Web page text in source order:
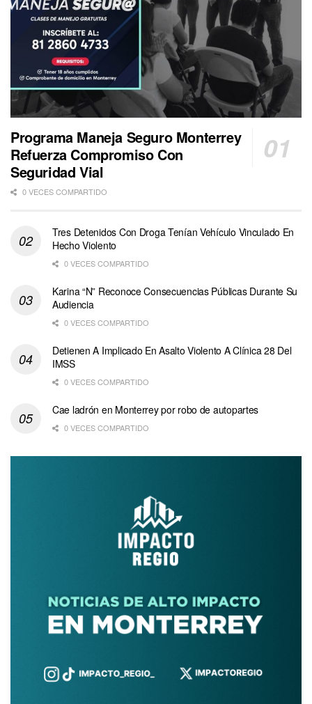
Programa Maneja Seguro Monterrey
Refuerza Compromiso Con
Seguridad Vial
0 VECES COMPARTIDO
Tres Detenidos Con Droga Tenían Vehículo Vinculado En
Hecho Violento
0 VECES COMPARTIDO
Karina “N” Reconoce Consecuencias Públicas Durante Su
Audiencia
0 VECES COMPARTIDO
Detienen A Implicado En Asalto Violento A Clínica 28 Del
IMSS
0 VECES COMPARTIDO
Cae ladrón en Monterrey por robo de autopartes
0 VECES COMPARTIDO